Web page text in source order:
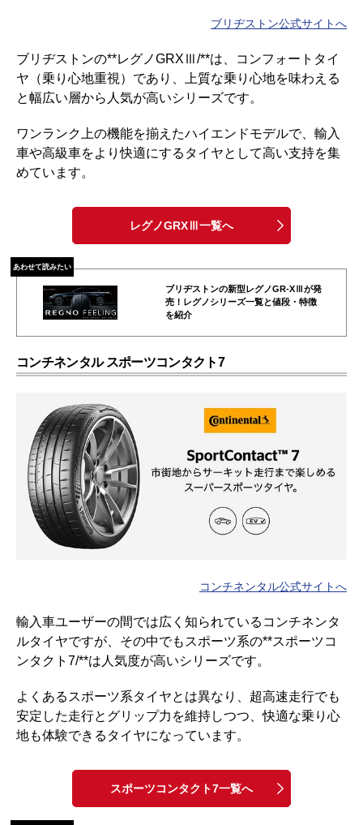
ブリヂストン公式サイトへ
ブリヂストンの**レグノGRXⅢ/**は、コンフォートタイ
ヤ（乗り心地重視）であり、上質な乗り心地を味わえる
と幅広い層から人気が高いシリーズです。
ワンランク上の機能を揃えたハイエンドモデルで、輸入
車や高級車をより快適にするタイヤとして高い支持を集
めています。
レグノGRXⅢ一覧へ
あわせて読みたい
ブリヂストンの新型レグノGR-XⅢが発
売！レグノシリーズ一覧と値段・特徴
を紹介
コンチネンタル スポーツコンタクト7
コンチネンタル公式サイトへ
輸入車ユーザーの間では広く知られているコンチネンタ
ルタイヤですが、その中でもスポーツ系の**スポーツコ
ンタクト7/**は人気度が高いシリーズです。
よくあるスポーツ系タイヤとは異なり、超高速走行でも
安定した走行とグリップ力を維持しつつ、快適な乗り心
地も体験できるタイヤになっています。
スポーツコンタクト7一覧へ